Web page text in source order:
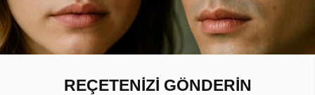
REÇETENİZİ GÖNDERİN